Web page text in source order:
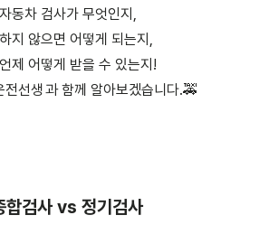
자동차 검사가 무엇인지,
하지 않으면 어떻게 되는지,
전선생과 함께 알아보겠습니다.🚕
합검사 vs 정기검사